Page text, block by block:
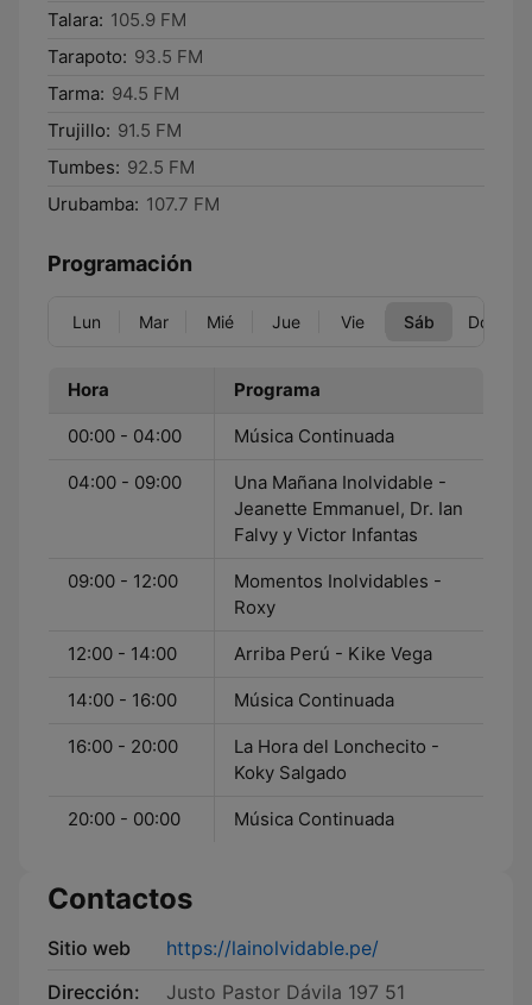
Talara: 105.9 FM
Tarapoto: 93.5 FM
Tarma: 94.5 FM
Trujillo: 91.5 FM
Tumbes: 92.5 FM
Urubamba: 107.7 FM
Programación
Lun Mar Mié Jue Vie Sáb Dom
Hora Programa
00:00 - 04:00 Música Continuada
04:00 - 09:00
Una Mañana Inolvidable -
Jeanette Emmanuel, Dr. Ian
Falvy y Victor Infantas
09:00 - 12:00
Momentos Inolvidables -
Roxy
12:00 - 14:00 Arriba Perú - Kike Vega
14:00 - 16:00 Música Continuada
16:00 - 20:00
La Hora del Lonchecito -
Koky Salgado
20:00 - 00:00 Música Continuada
Contactos
Sitio web
https://lainolvidable.pe/
Dirección:
Justo Pastor Dávila 197 51